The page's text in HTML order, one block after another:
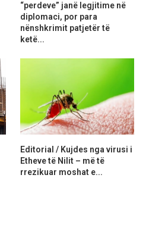
“perdeve” janë legjitime në
diplomaci, por para
nënshkrimit patjetër të
ketë...
Editorial / Kujdes nga virusi i
Etheve të Nilit – më të
rrezikuar moshat e...